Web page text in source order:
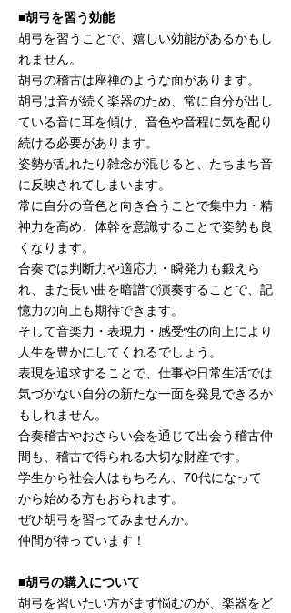
■胡弓を習う効能
胡弓を習うことで、嬉しい効能があるかもし
れません。
胡弓の稽古は座禅のような面があります。
胡弓は音が続く楽器のため、常に自分が出し
ている音に耳を傾け、音色や音程に気を配り
続ける必要があります。
姿勢が乱れたり雑念が混じると、たちまち音
に反映されてしまいます。
常に自分の音色と向き合うことで集中力・精
神力を高め、体幹を意識することで姿勢も良
くなります。
合奏では判断力や適応力・瞬発力も鍛えら
れ、また長い曲を暗譜で演奏することで、記
憶力の向上も期待できます。
そして音楽力・表現力・感受性の向上により
人生を豊かにしてくれるでしょう。
表現を追求することで、仕事や日常生活では
気づかない自分の新たな一面を発見できるか
もしれません。
合奏稽古やおさらい会を通じて出会う稽古仲
間も、稽古で得られる大切な財産です。
学生から社会人はもちろん、70代になって
から始める方もおられます。
ぜひ胡弓を習ってみませんか。
仲間が待っています！
■胡弓の購入について
胡弓を習いたい方がまず悩むのが、楽器をど